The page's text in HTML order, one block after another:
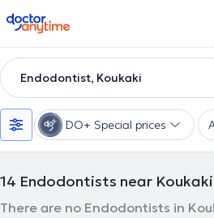
doctoranytime
Endodontist, Koukaki
DO+ Special prices
14 Endodontists near Koukaki
There are no Endodontists in